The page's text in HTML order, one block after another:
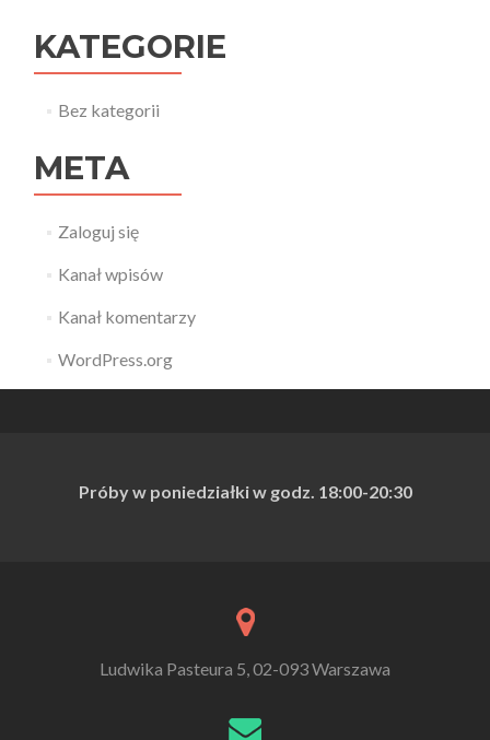
KATEGORIE
Bez kategorii
META
Zaloguj się
Kanał wpisów
Kanał komentarzy
WordPress.org
Próby w poniedziałki w godz. 18:00-20:30
Ludwika Pasteura 5, 02-093 Warszawa